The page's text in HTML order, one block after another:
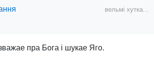
вельмі хутка...
пра Бога і шукае Яго.